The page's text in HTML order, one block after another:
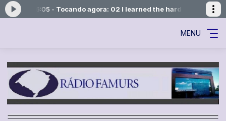
às 16:05 -Tocando agora: 02 I learned the hard way
MENU